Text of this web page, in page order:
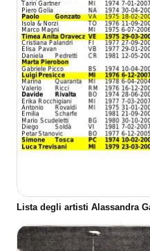
Lista degli artisti Alassandra